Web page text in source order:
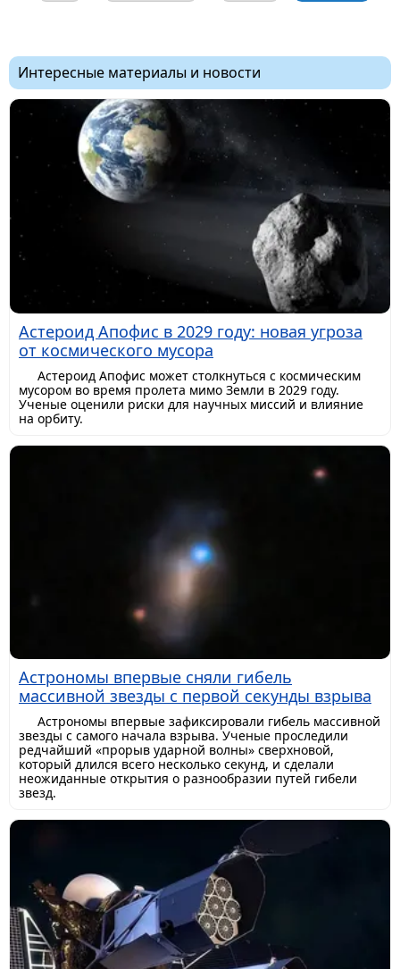
Интересные материалы и новости
Астероид Апофис в 2029 году: новая угроза
от космического мусора
Астероид Апофис может столкнуться с космическим
мусором во время пролета мимо Земли в 2029 году.
Ученые оценили риски для научных миссий и влияние
на орбиту.
Астрономы впервые сняли гибель
массивной звезды с первой секунды взрыва
Астрономы впервые зафиксировали гибель массивной
звезды с самого начала взрыва. Ученые проследили
редчайший «прорыв ударной волны» сверхновой,
который длился всего несколько секунд, и сделали
неожиданные открытия о разнообразии путей гибели
звезд.